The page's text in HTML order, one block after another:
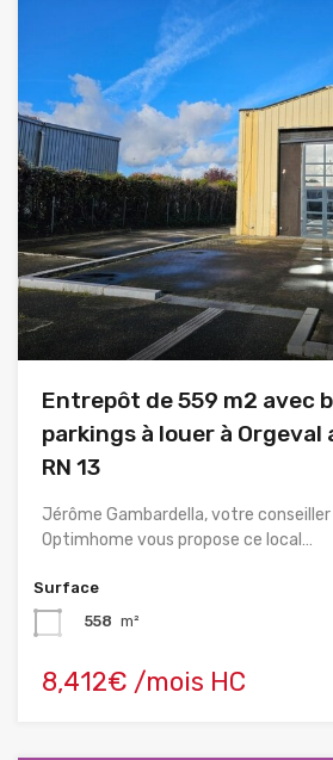
Entrepôt de 559 m2 avec
parkings à louer à Orgeval
RN 13
Jérôme Gambardella, votre
Optimhome vous propose ce local…
Surface
558 m²
8,412€ /mois HC